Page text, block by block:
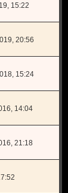
15:22
20:56
15:24
14:04
21:18